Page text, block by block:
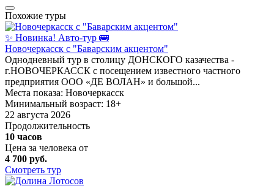
Похожие туры
✨ Новинка! Авто-тур 🚌
Новочеркасск с "Баварским акцентом"
Однодневный тур в столицу ДОНСКОГО казачества -
г.НОВОЧЕРКАССК с посещением известного частного
предприятия ООО «ДЕ ВОЛАН» и большой...
Места показа: Новочеркасск
Минимальный возраст: 18+
22 августа 2026
Продолжительность
10 часов
Цена за человека от
4 700 руб.
Смотреть тур